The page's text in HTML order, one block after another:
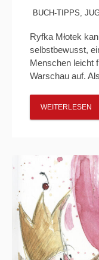
BUCH-TIPPS,
Ryfka Młotek
selbstbewusst,
Menschen leicht
Warschau auf.
WEITERLESEN